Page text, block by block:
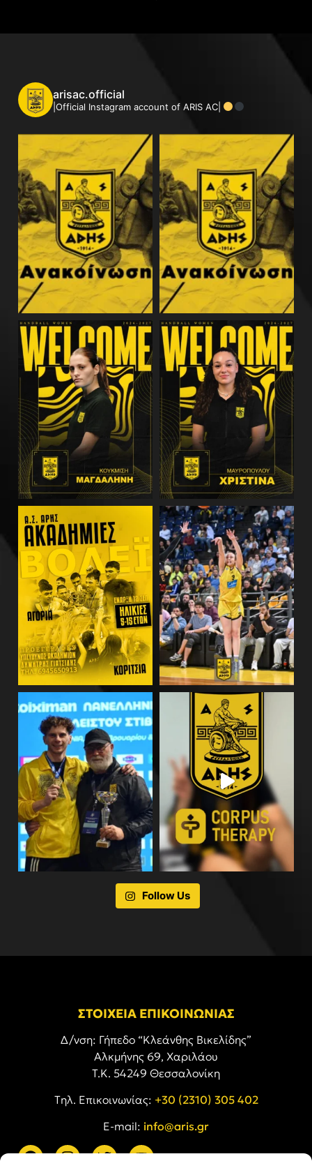
arisac.official
|Official Instagram account of ARIS AC|
Follow Us
ΣΤΟΙΧΕΙΑ ΕΠΙΚΟΙΝΩΝΙΑΣ
Δ/νση: Γήπεδο “Κλεάνθης Βικελίδης”
Αλκμήνης 69, Χαριλάου
Τ.Κ. 54249 Θεσσαλονίκη
Tηλ. Επικοινωνίας: +30 (2310) 305 402
E-mail: info@aris.gr